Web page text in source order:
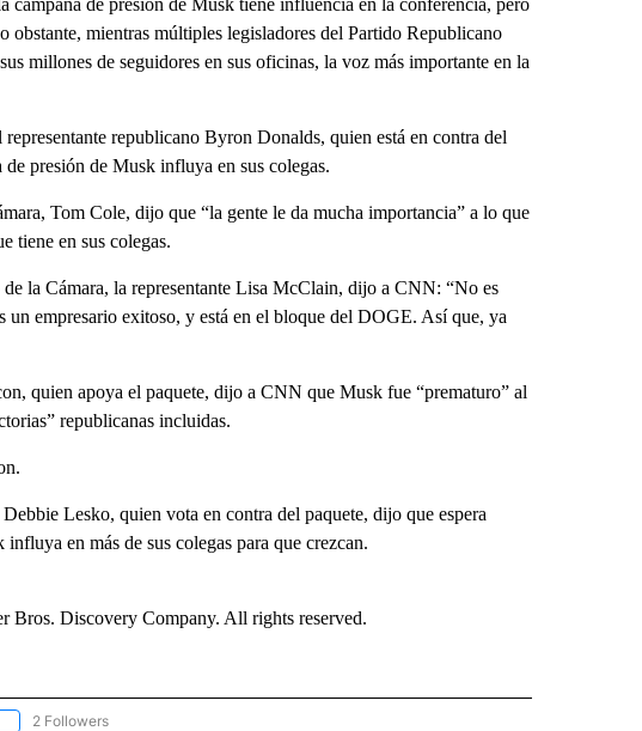
campaña de presión de Musk tiene influencia en la conferencia, pero
obstante, mientras múltiples legisladores del Partido Republicano
millones de seguidores en sus oficinas, la voz más importante en la
republicano Byron Donalds, quien está en contra del
presión de Musk influya en sus colegas.
Tom Cole, dijo que “la gente le da mucha importancia” a lo que
tiene en sus colegas.
la Cámara, la representante Lisa McClain, dijo a CNN: “No es
un empresario exitoso, y está en el bloque del DOGE. Así que, ya
quien apoya el paquete, dijo a CNN que Musk fue “prematuro” al
republicanas incluidas.
Lesko, quien vota en contra del paquete, dijo que espera
en más de sus colegas para que crezcan.
Discovery Company. All rights reserved.
"NOTICIAS - CNN" TO RECEIVE NOTIFICATIONS ABOUT NEW PAGES ON "NOTICIAS - CNN".
2 Followers